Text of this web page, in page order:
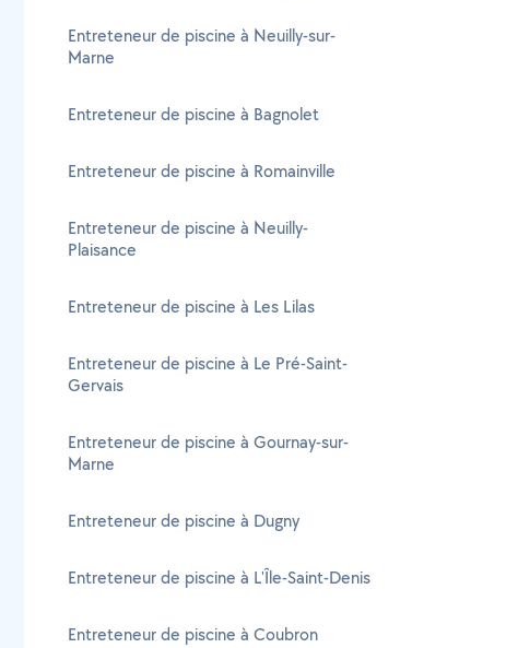
Entreteneur de piscine à Neuilly-sur-
Marne
Entreteneur de piscine à Bagnolet
Entreteneur de piscine à Romainville
Entreteneur de piscine à Neuilly-
Plaisance
Entreteneur de piscine à Les Lilas
Entreteneur de piscine à Le Pré-Saint-
Gervais
Entreteneur de piscine à Gournay-sur-
Marne
Entreteneur de piscine à Dugny
Entreteneur de piscine à L'Île-Saint-Denis
Entreteneur de piscine à Coubron